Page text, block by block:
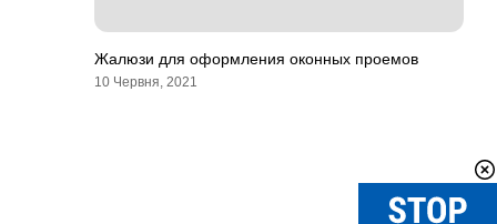
Жалюзи для оформления оконных проемов
10 Червня, 2021